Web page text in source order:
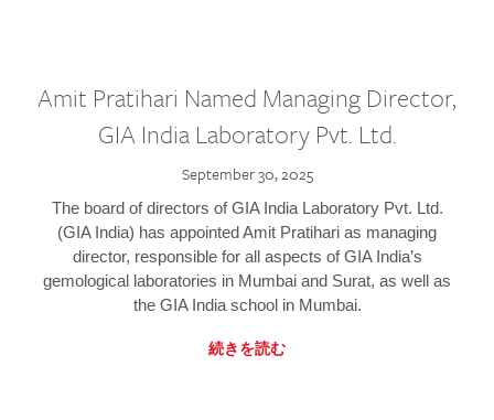
Amit Pratihari Named Managing Director,
GIA India Laboratory Pvt. Ltd.
September 30, 2025
The board of directors of GIA India Laboratory Pvt. Ltd.
(GIA India) has appointed Amit Pratihari as managing
director, responsible for all aspects of GIA India’s
gemological laboratories in Mumbai and Surat, as well as
the GIA India school in Mumbai.
続きを読む